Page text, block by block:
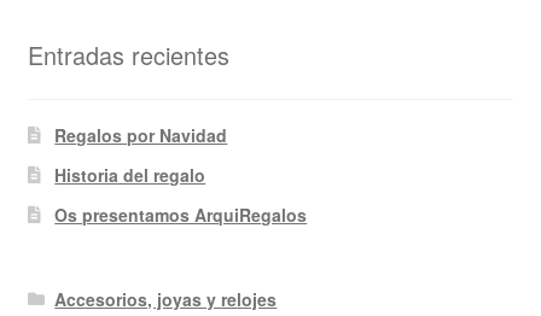
Entradas recientes
Regalos por Navidad
Historia del regalo
Os presentamos ArquiRegalos
Accesorios, joyas y relojes